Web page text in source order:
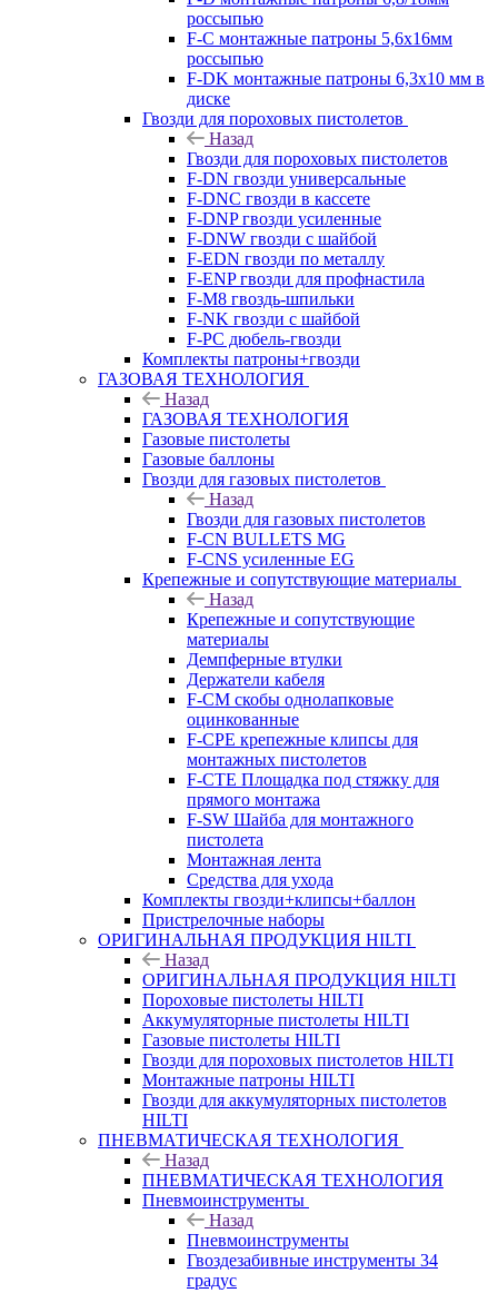
россыпью
F-C монтажные патроны 5,6х16мм
россыпью
F-DK монтажные патроны 6,3х10 мм в
диске
Гвозди для пороховых пистолетов
Назад
Гвозди для пороховых пистолетов
F-DN гвозди универсальные
F-DNC гвозди в кассете
F-DNP гвозди усиленные
F-DNW гвозди с шайбой
F-EDN гвозди по металлу
F-ENP гвозди для профнастила
F-M8 гвоздь-шпильки
F-NK гвозди с шайбой
F-PC дюбель-гвозди
Комплекты патроны+гвозди
ГАЗОВАЯ ТЕХНОЛОГИЯ
Назад
ГАЗОВАЯ ТЕХНОЛОГИЯ
Газовые пистолеты
Газовые баллоны
Гвозди для газовых пистолетов
Назад
Гвозди для газовых пистолетов
F-CN BULLETS MG
F-CNS усиленные EG
Крепежные и сопутствующие материалы
Назад
Крепежные и сопутствующие
материалы
Демпферные втулки
Держатели кабеля
F-CM скобы однолапковые
оцинкованные
F-CPE крепежные клипсы для
монтажных пистолетов
F-CTE Площадка под стяжку для
прямого монтажа
F-SW Шайба для монтажного
пистолета
Монтажная лента
Средства для ухода
Комплекты гвозди+клипсы+баллон
Пристрелочные наборы
ОРИГИНАЛЬНАЯ ПРОДУКЦИЯ HILTI
Назад
ОРИГИНАЛЬНАЯ ПРОДУКЦИЯ HILTI
Пороховые пистолеты HILTI
Аккумуляторные пистолеты HILTI
Газовые пистолеты HILTI
Гвозди для пороховых пистолетов HILTI
Монтажные патроны HILTI
Гвозди для аккумуляторных пистолетов
HILTI
ПНЕВМАТИЧЕСКАЯ ТЕХНОЛОГИЯ
Назад
ПНЕВМАТИЧЕСКАЯ ТЕХНОЛОГИЯ
Пневмоинструменты
Назад
Пневмоинструменты
Гвоздезабивные инструменты 34
градус